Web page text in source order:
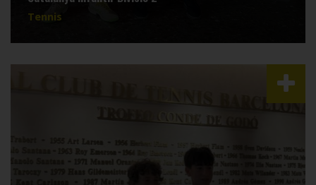
Tennis